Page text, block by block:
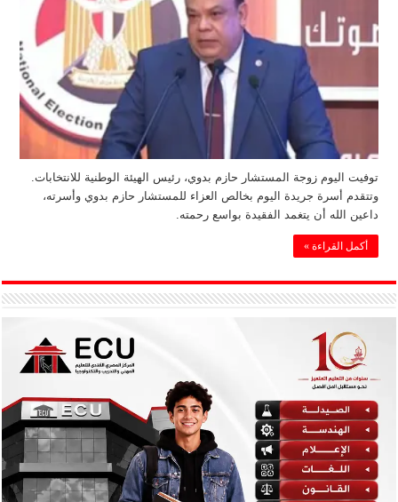
توفيت اليوم زوجة المستشار حازم بدوي، رئيس الهيئة الوطنية للانتخابات.
وتتقدم أسرة جريدة اليوم بخالص العزاء للمستشار حازم بدوي وأسرته،
داعين الله أن يتغمد الفقيدة بواسع رحمته.
أكمل القراءة »